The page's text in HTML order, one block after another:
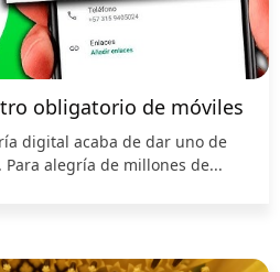
obligatorio de móviles
digital acaba de dar uno de
alegría de millones de...